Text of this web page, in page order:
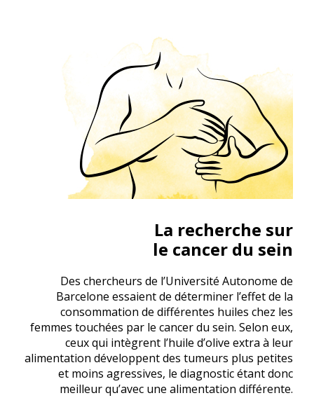
La recherche sur
le cancer du sein
Des chercheurs de l’Université Autonome de
Barcelone essaient de déterminer l’effet de la
consommation de différentes huiles chez les
femmes touchées par le cancer du sein. Selon eux,
ceux qui intègrent l’huile d’olive extra à leur
alimentation développent des tumeurs plus petites
et moins agressives, le diagnostic étant donc
meilleur qu’avec une alimentation différente.